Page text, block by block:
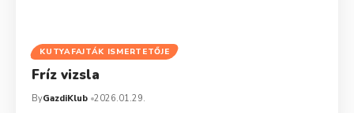
KUTYAFAJTÁK ISMERTETŐJE
Fríz vizsla
ByGazdiKlub 2026.01.29.